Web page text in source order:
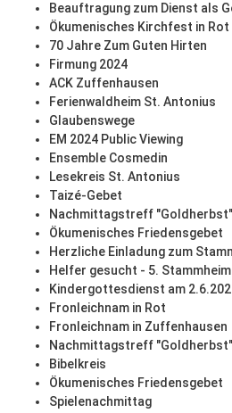
Beauftragung zum Dienst als
Ökumenisches Kirchfest in Rot
70 Jahre Zum Guten Hirten
Firmung 2024
ACK Zuffenhausen
Ferienwaldheim St. Antonius
Glaubenswege
EM 2024 Public Viewing
Ensemble Cosmedin
Lesekreis St. Antonius
Taizé-Gebet
Nachmittagstreff "Goldherbst"
Ökumenisches Friedensgebet
Herzliche Einladung zum
Helfer gesucht - 5.
Kindergottesdienst am
Fronleichnam in Rot
Fronleichnam in Zuffenhausen
Nachmittagstreff "Goldherbst"
Bibelkreis
Ökumenisches Friedensgebet
Spielenachmittag